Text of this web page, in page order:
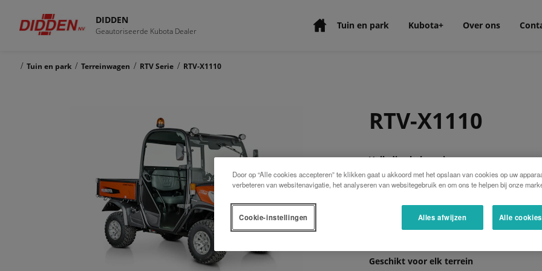
DIDDEN
Geautoriseerde Kubota Dealer Tuin en park Kubota+ Over ons
/ Tuin en park / Terreinwagen / RTV Serie / RTV-X1110
RTV-X1110
Volledige beheersing
De hydrostatische continu variabele
levert zelfs in de moeilijkste
deze garant voor een perfecte
normale omstandigheden brengt
waardoor een trekvermogen tot 1 ton
Geschikt voor elk terrein
Door op “Alle cookies accepteren” te klikken gaat u akkoord met het opslaan van cookies op uw
verbeteren van websitenavigatie, het analyseren van websitegebruik en om ons te helpen bij onze
Alles afwijzen Alle
Cookie-instellingen